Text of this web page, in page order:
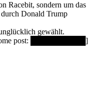
Racebit, sondern um das
Donald Trump
gewählt.
post: ██████████]